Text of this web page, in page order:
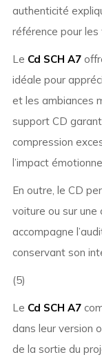
authenticité
référence pour
Le Cd SCH A7
idéale pour
et les ambiances
support CD
compression
l’impact
En outre, le CD
voiture ou sur une
accompagne
conservant son
(5)
Le Cd SCH A7
dans leur version
de la sortie du